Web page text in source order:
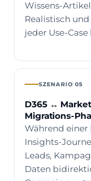
Wissens-
Realistisch
jeder Use-
SZENARIO 05
D365 ↔
Migrations-
Während
Insights-
Leads,
Daten